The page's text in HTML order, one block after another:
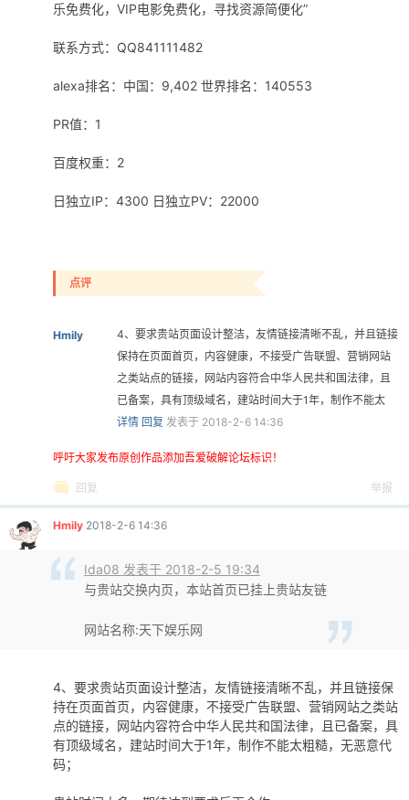
乐免费化，VIP电影免费化，寻找资源简便化”
联系方式：QQ841111482
alexa排名：中国：9,402 世界排名：140553
PR值：1
百度权重：2
日独立IP：4300 日独立PV：22000
点评
Hmily
4、要求贵站页面设计整洁，友情链接清晰不乱，并且链接
保持在页面首页，内容健康，不接受广告联盟、营销网站
之类站点的链接，网站内容符合中华人民共和国法律，且
已备案，具有顶级域名，建站时间大于1年，制作不能太
详情 回复 发表于 2018-2-6 14:36
呼吁大家发布原创作品添加吾爱破解论坛标识！
回复 举报
Hmily 2018-2-6 14:36
Ida08 发表于 2018-2-5 19:34
与贵站交换内页，本站首页已挂上贵站友链
网站名称:天下娱乐网
4、要求贵站页面设计整洁，友情链接清晰不乱，并且链接保
持在页面首页，内容健康，不接受广告联盟、营销网站之类站
点的链接，网站内容符合中华人民共和国法律，且已备案，具
有顶级域名，建站时间大于1年，制作不能太粗糙，无恶意代
码；